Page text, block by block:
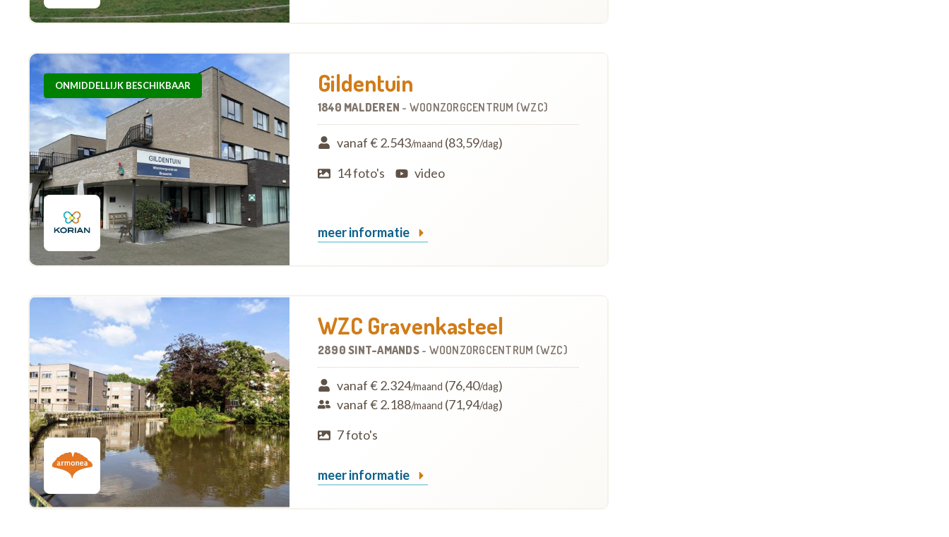
ONMIDDELLIJK BESCHIKBAAR Gildentuin
1840 MALDEREN - WOONZORGCENTRUM (WZC)
vanaf € 2.543/maand (83,59/dag)
14 foto's
video
meer informatie
WZC Gravenkasteel
2890 SINT-AMANDS - WOONZORGCENTRUM (WZC)
vanaf € 2.324/maand (76,40/dag)
vanaf € 2.188/maand (71,94/dag)
7 foto's
meer informatie